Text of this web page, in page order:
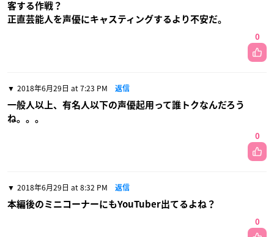
客する作戦？
正直芸能人を声優にキャスティングするより不安だ。
0
2018年6月29日 at 7:23 PM 返信
一般人以上、有名人以下の声優起用って誰トクなんだろう
ね。。。
0
2018年6月29日 at 8:32 PM 返信
本編後のミニコーナーにもYouTuber出てるよね？
0